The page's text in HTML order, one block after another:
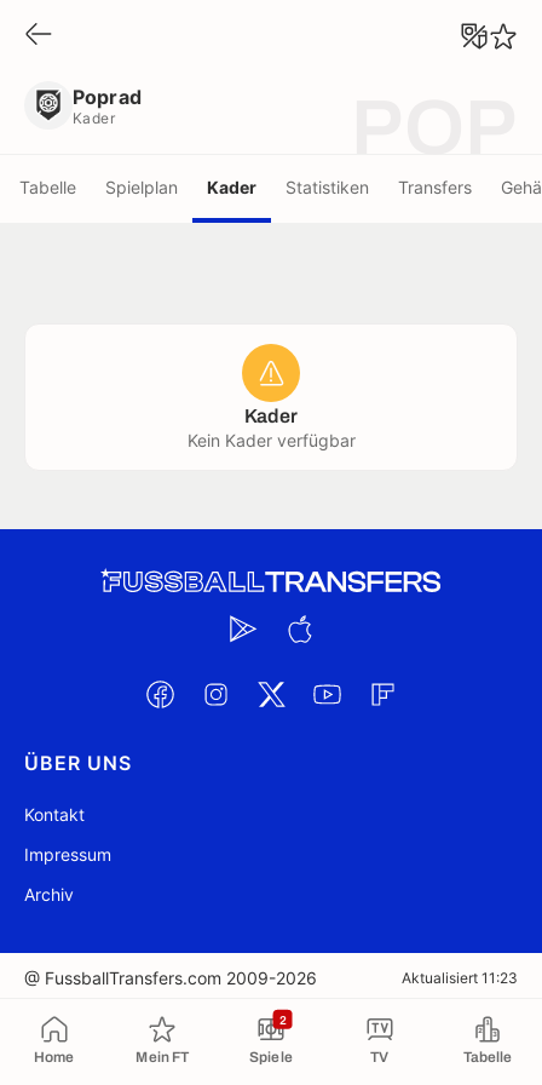
Home Mein FT Spiele
2
TV Tabelle
Poprad
Kader
Tabelle Spielplan Kader Statistiken Transfers
Kader
Kein Kader verfügbar
ÜBER UNS
Kontakt
Impressum
Archiv
@ FussballTransfers.com 2009-2026 Aktualisiert 11:23
In die Zwischenablage kopiert